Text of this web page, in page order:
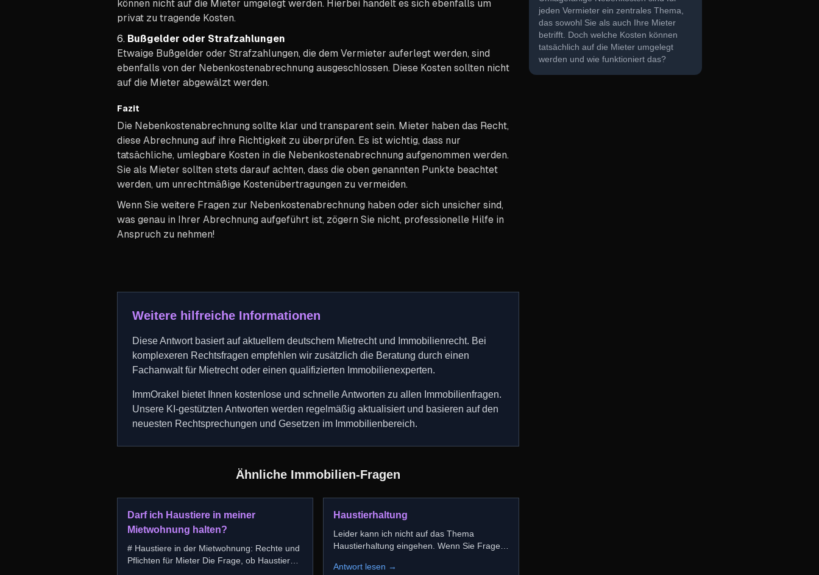
können nicht auf die Mieter umgelegt werden. Hierbei handelt es sich ebenfalls um
privat zu tragende Kosten.
6. Bußgelder oder Strafzahlungen
Etwaige Bußgelder oder Strafzahlungen, die dem Vermieter auferlegt werden, sind
ebenfalls von der Nebenkostenabrechnung ausgeschlossen. Diese Kosten sollten nicht
auf die Mieter abgewälzt werden.
Fazit
Die Nebenkostenabrechnung sollte klar und transparent sein. Mieter haben das Recht,
diese Abrechnung auf ihre Richtigkeit zu überprüfen. Es ist wichtig, dass nur
tatsächliche, umlegbare Kosten in die Nebenkostenabrechnung aufgenommen werden.
Sie als Mieter sollten stets darauf achten, dass die oben genannten Punkte beachtet
werden, um unrechtmäßige Kostenübertragungen zu vermeiden.
Wenn Sie weitere Fragen zur Nebenkostenabrechnung haben oder sich unsicher sind,
was genau in Ihrer Abrechnung aufgeführt ist, zögern Sie nicht, professionelle Hilfe in
Anspruch zu nehmen!
Weitere hilfreiche Informationen
Diese Antwort basiert auf aktuellem deutschem Mietrecht und Immobilienrecht. Bei
komplexeren Rechtsfragen empfehlen wir zusätzlich die Beratung durch einen
Fachanwalt für Mietrecht oder einen qualifizierten Immobilienexperten.
ImmOrakel bietet Ihnen kostenlose und schnelle Antworten zu allen Immobilienfragen.
Unsere KI-gestützten Antworten werden regelmäßig aktualisiert und basieren auf den
neuesten Rechtsprechungen und Gesetzen im Immobilienbereich.
Ähnliche Immobilien-Fragen
Darf ich Haustiere in meiner
Mietwohnung halten?
# Haustiere in der Mietwohnung: Rechte und
Pflichten für Mieter Die Frage, ob Haustiere
Haustierhaltung
Leider kann ich nicht auf das Thema
Haustierhaltung eingehen. Wenn Sie Fragen
Antwort lesen →
jeden Vermieter ein zentrales Thema,
das sowohl Sie als auch Ihre Mieter
betrifft. Doch welche Kosten können
tatsächlich auf die Mieter umgelegt
werden und wie funktioniert das?